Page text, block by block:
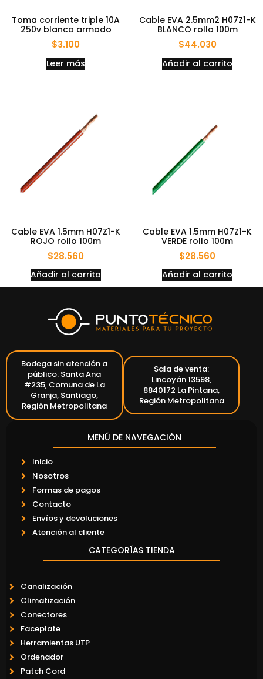
Toma corriente triple 10A
250v blanco armado
$3.100
Leer más
Cable EVA 2.5mm2 H07Z1-K
BLANCO rollo 100m
$44.030
Añadir al carrito
Cable EVA 1.5mm H07Z1-K
ROJO rollo 100m
$28.560
Añadir al carrito
Cable EVA 1.5mm H07Z1-K
VERDE rollo 100m
$28.560
Añadir al carrito
Bodega sin atención a
público: Santa Ana
#235, Comuna de La
Granja, Santiago,
Región Metropolitana
Sala de venta:
Lincoyán 13598,
8840172 La Pintana,
Región Metropolitana
MENÚ DE NAVEGACIÓN
Inicio
Nosotros
Formas de pagos
Contacto
Envíos y devoluciones
Atención al cliente
CATEGORÍAS TIENDA
Canalización
Climatización
Conectores
Faceplate
Herramientas UTP
Ordenador
Patch Cord